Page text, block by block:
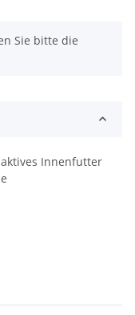
Sie bitte die
Innenfutter